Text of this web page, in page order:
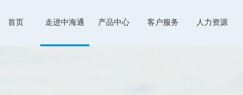
首页 走进中海通 产品中心 客户服务 人力资源